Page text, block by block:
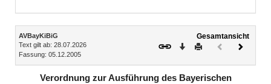
Inhalt
AVBayKiBiG
Text gilt ab: 28.07.2026
Fassung: 05.12.2005
Gesamtansicht
Download
DruckenVorheriges
(inaktiv)
Verordnung zur Ausführung des Bayerischen